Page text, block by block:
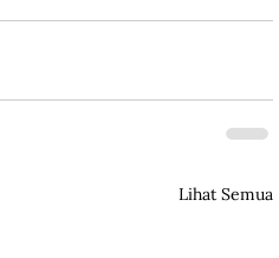
Lihat Semua